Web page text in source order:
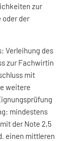
zur
oder der
Verleihung des
zur Fachwirtin
mit
weitere
mindestens
der Note 2,5
einen mittleren